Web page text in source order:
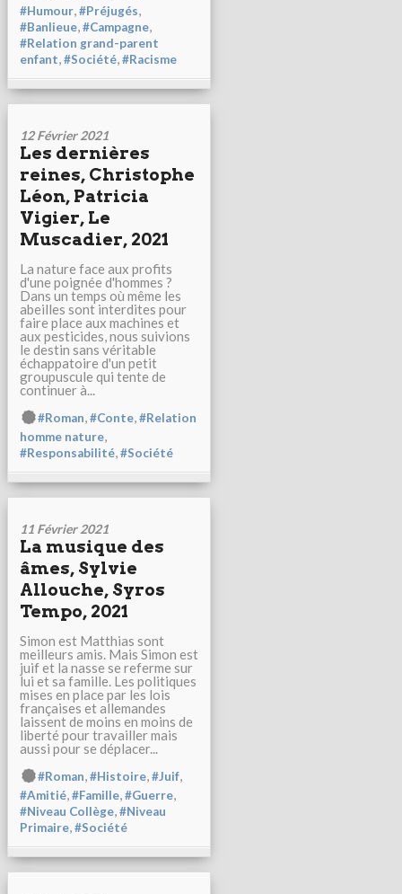
#Humour,#Préjugés,
#Banlieue,#Campagne,
#Relation grand-parent
enfant,#Société,#Racisme
12 Février 2021
Les dernières
reines, Christophe
Léon, Patricia
Vigier, Le
Muscadier, 2021
La nature face aux profits
d'une poignée d'hommes ?
Dans un temps où même les
abeilles sont interdites pour
faire place aux machines et
aux pesticides, nous suivions
le destin sans véritable
échappatoire d'un petit
groupuscule qui tente de
continuer à...
#Roman #Conte #Relation
homme nature,
#Responsabilité,#Société
11 Février 2021
La musique des
âmes, Sylvie
Allouche, Syros
Tempo, 2021
Simon est Matthias sont
meilleurs amis. Mais Simon est
juif et la nasse se referme sur
lui et sa famille. Les politiques
mises en place par les lois
françaises et allemandes
laissent de moins en moins de
liberté pour travailler mais
aussi pour se déplacer...
#Roman #Histoire #Juif
#Amitié,#Famille,#Guerre,
#Niveau Collège,#Niveau
Primaire,#Société